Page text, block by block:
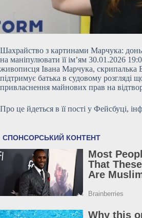
Шахрайство з картинами Марчука:
на маніпулювати її ім’ям 30.01.2026
живописця Івана Марчука, скрипалька
підтримує батька в судовому розгляді
привласнення майнових прав на
Про це йдеться в її пості у Фейсбуці,